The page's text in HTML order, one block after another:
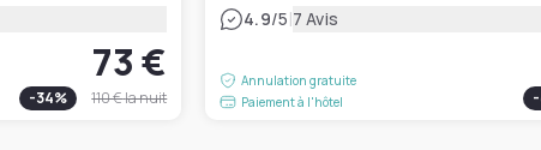
73 €
-34% 110 €la nuit
4.9/5|7 Avis
Annulation gratuite
Paiement à l'hôtel
-